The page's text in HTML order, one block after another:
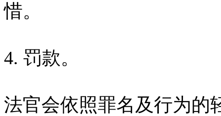
惜。
4. 罚款。
法官会依照罪名及行为的